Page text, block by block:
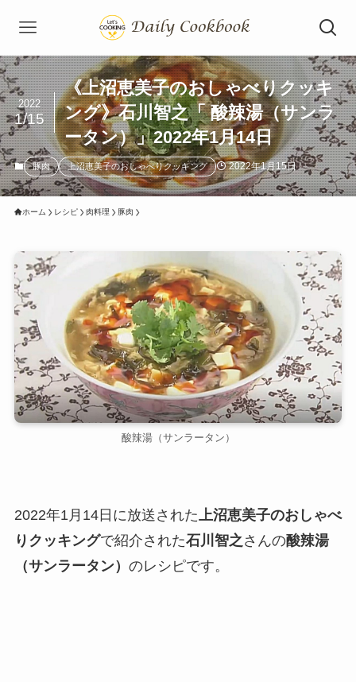
《上沼恵美子のおしゃべりクッキ
ング》石川智之「 酸辣湯（サンラ
ータン）」2022年1月14日
2022
1/15
豚肉 上沼恵美子のおしゃべりクッキング 2022年1月15日
ホーム レシピ 肉料理 豚肉
酸辣湯（サンラータン）
2022年1月14日に放送された 上沼恵美子のおしゃべ
りクッキングで紹介された石川智之さんの酸辣湯
（サンラータン） のレシピです。